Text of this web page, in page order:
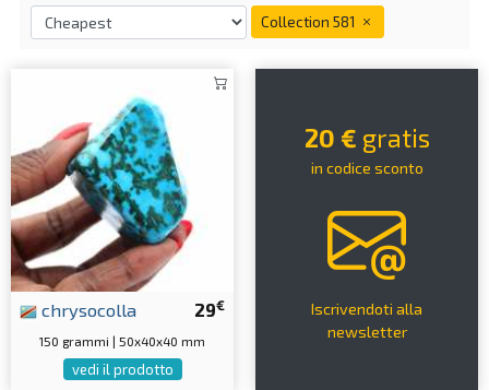
Collection 581
29€
chrysocolla
150 grammi | 50x40x40 mm
vedi il prodotto
20 € gratis
in codice sconto
Iscrivendoti alla
newsletter